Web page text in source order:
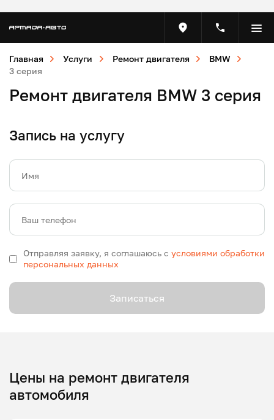
Главная Услуги Ремонт двигателя
BMW
3 серия
Ремонт двигателя BMW 3 серия
Запись на услугу
Имя
Ваш телефон
Отправляя заявку, я соглашаюсь с условиями обработки
персональных данных
Записаться
Цены на ремонт двигателя
автомобиля